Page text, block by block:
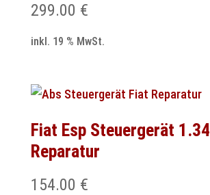
299.00 €
inkl. 19 % MwSt.
Fiat Esp Steuergerät 1.34
Reparatur
154.00 €